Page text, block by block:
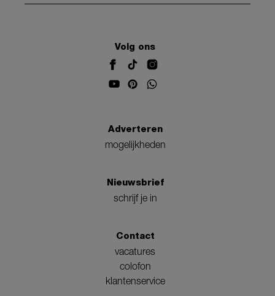
Volg ons
Adverteren
mogelijkheden
Nieuwsbrief
schrijf je in
Contact
vacatures
colofon
klantenservice